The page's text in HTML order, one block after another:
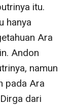
itu.
hanya
Ara
Andon
namun
pada Ara
dari